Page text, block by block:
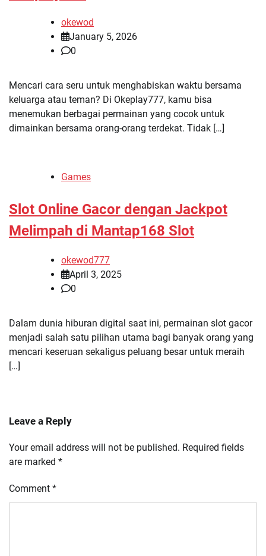
okewod
January 5, 2026
0
Mencari cara seru untuk menghabiskan waktu bersama
keluarga atau teman? Di Okeplay777, kamu bisa
menemukan berbagai permainan yang cocok untuk
dimainkan bersama orang-orang terdekat. Tidak […]
Games
Slot Online Gacor dengan Jackpot
Melimpah di Mantap168 Slot
okewod777
April 3, 2025
0
Dalam dunia hiburan digital saat ini, permainan slot gacor
menjadi salah satu pilihan utama bagi banyak orang yang
mencari keseruan sekaligus peluang besar untuk meraih
[…]
Leave a Reply
Your email address will not be published. Required fields
are marked *
Comment *